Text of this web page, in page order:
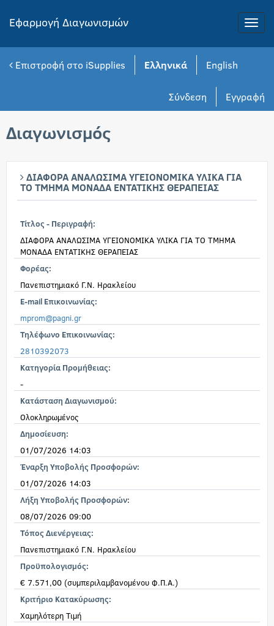
Toggle
Εφαρμογή Διαγωνισμών
Επιστροφή στο iSupplies Ελληνικά English
Εγγραφή
Σύνδεση
Διαγωνισμός
ΔΙΑΦΟΡΑ ΑΝΑΛΩΣΙΜΑ ΥΓΕΙΟΝΟΜΙΚΑ ΥΛΙΚΑ ΓΙΑ
ΤΟ ΤΜΗΜΑ ΜΟΝΑΔΑ ΕΝΤΑΤΙΚΗΣ ΘΕΡΑΠΕΙΑΣ
Τίτλος - Περιγραφή:
ΔΙΑΦΟΡΑ ΑΝΑΛΩΣΙΜΑ ΥΓΕΙΟΝΟΜΙΚΑ ΥΛΙΚΑ ΓΙΑ ΤΟ ΤΜΗΜΑ
ΜΟΝΑΔΑ ΕΝΤΑΤΙΚΗΣ ΘΕΡΑΠΕΙΑΣ
Φορέας:
Πανεπιστημιακό Γ.Ν. Ηρακλείου
E-mail Επικοινωνίας:
mprom@pagni.gr
Τηλέφωνο Επικοινωνίας:
2810392073
Κατηγορία Προμήθειας:
-
Κατάσταση Διαγωνισμού:
Ολοκληρωμένος
Δημοσίευση:
01/07/2026 14:03
Έναρξη Υποβολής Προσφορών:
01/07/2026 14:03
Λήξη Υποβολής Προσφορών:
08/07/2026 09:00
Τόπος Διενέργειας:
Πανεπιστημιακό Γ.Ν. Ηρακλείου
Προϋπολογισμός:
€ 7.571,00 (συμπεριλαμβανομένου Φ.Π.Α.)
Κριτήριο Κατακύρωσης:
Χαμηλότερη Τιμή